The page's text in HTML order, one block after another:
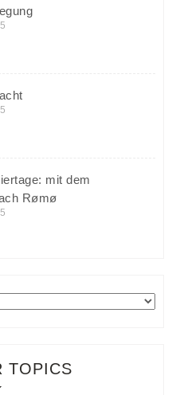
mit dem
Rømø
TOPICS